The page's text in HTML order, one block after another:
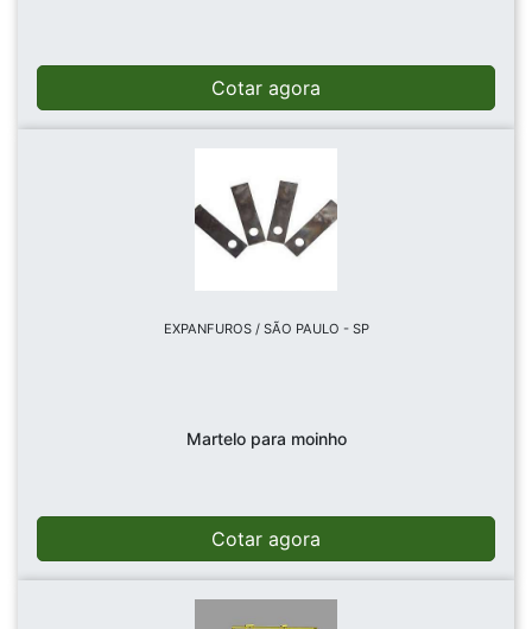
Cotar agora
EXPANFUROS / SÃO PAULO - SP
Martelo para moinho
Cotar agora